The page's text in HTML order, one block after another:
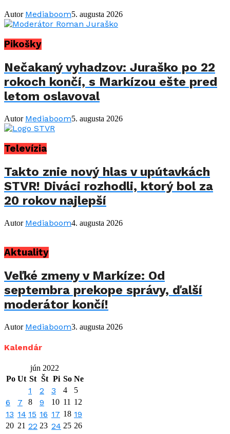
Autor Mediaboom5. augusta 2026
Pikošky
Nečakaný vyhadzov: Juraško po 22
rokoch končí, s Markízou ešte pred
letom oslavoval
Autor Mediaboom5. augusta 2026
Televízia
Takto znie nový hlas v upútavkách
STVR! Diváci rozhodli, ktorý bol za
20 rokov najlepší
Autor Mediaboom4. augusta 2026
Aktuality
Veľké zmeny v Markíze: Od
septembra prekope správy, ďalší
moderátor končí!
Autor Mediaboom3. augusta 2026
Kalendár
jún 2022
Po Ut St Št Pi So Ne
1 2 3 4 5
6 7 8 9 10 11 12
13 14 15 16 17 18 19
20 21 22 23 24 25 26